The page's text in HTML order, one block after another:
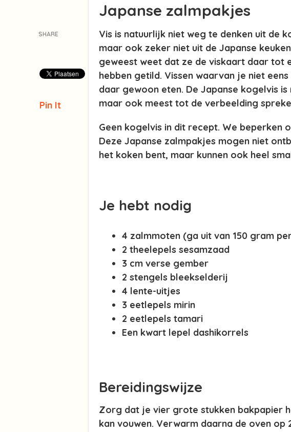
Japanse zalmpakjes
Vis is natuurlijk niet weg te denken uit de
maar ook zeker niet uit de Japanse
geweest weet dat ze de viskaart daar tot
hebben getild. Vissen waarvan je niet
daar gewoon eten. De Japanse kogelvis
maar ook meest tot de verbeelding
Geen kogelvis in dit recept. We beperken
Deze Japanse zalmpakjes mogen niet
het koken bent, maar kunnen ook heel
Je hebt nodig
4 zalmmoten (ga uit van 150 gram
2 theelepels sesamzaad
3 cm verse gember
2 stengels bleekselderij
4 lente-uitjes
3 eetlepels mirin
2 eetlepels tamari
Een kwart lepel dashikorrels
Bereidingswijze
Zorg dat je vier grote stukken bakpapier
kan vouwen. Verwarm daarna de oven op
SHARE
Pin It